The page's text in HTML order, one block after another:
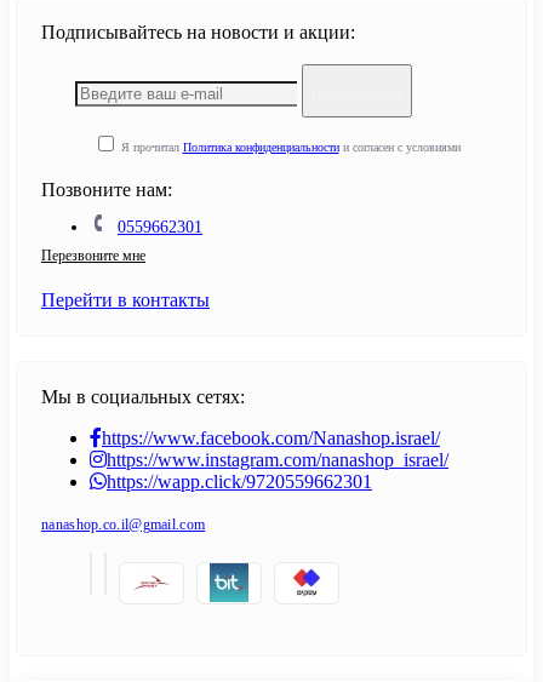
Подписывайтесь на новости и акции:
Я прочитал Политика конфиденциальностии согласен с условиями
Позвоните нам:
0559662301
Перезвоните мне
Перейти в контакты
Мы в социальных сетях:
https://www.facebook.com/Nanashop.israel/
https://www.instagram.com/nanashop_israel/
https://wapp.click/9720559662301
nanashop.co.il@gmail.com